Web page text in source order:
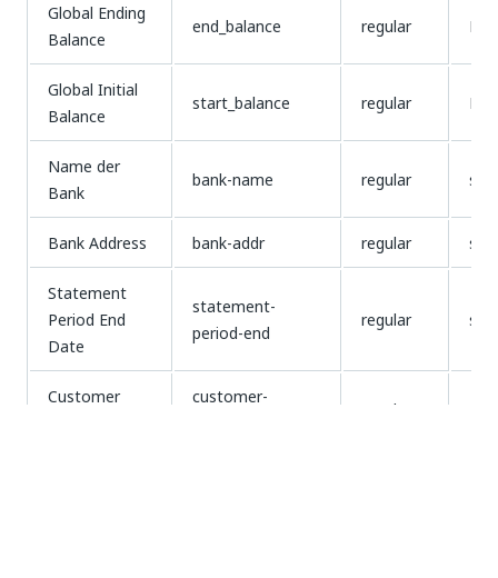
Global Ending
Balance
end_balance regular
Global Initial
Balance
start_balance regular
Name der
Bank
bank-name regular
Bank Address bank-addr regular
Statement
Period End
Date
statement-
period-end
regular
Customer
customer-
regular